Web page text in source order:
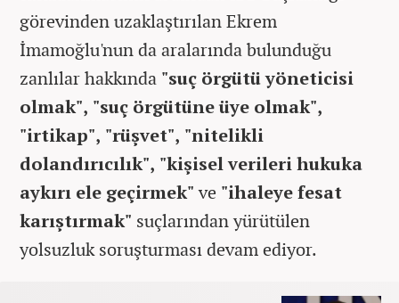
görevinden uzaklaştırılan Ekrem
İmamoğlu'nun da aralarında bulunduğu
zanlılar hakkında "suç örgütü yöneticisi
olmak", "suç örgütüne üye olmak",
"irtikap", "rüşvet", "nitelikli
dolandırıcılık", "kişisel verileri hukuka
aykırı ele geçirmek"ve "ihaleye fesat
karıştırmak" suçlarından yürütülen
yolsuzluk soruşturması devam ediyor.